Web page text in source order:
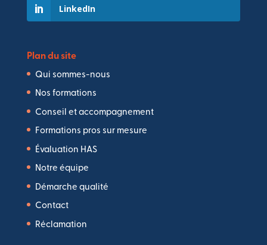
LinkedIn
Plan du site
Qui sommes-nous
Nos formations
Conseil et accompagnement
Formations pros sur mesure
Évaluation HAS
Notre équipe
Démarche qualité
Contact
Réclamation